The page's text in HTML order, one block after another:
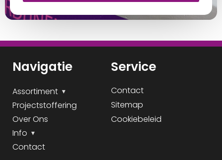
Navigatie
Assortiment
Projectstoffering
Over Ons
Info
Contact
Service
Contact
Sitemap
Cookiebeleid